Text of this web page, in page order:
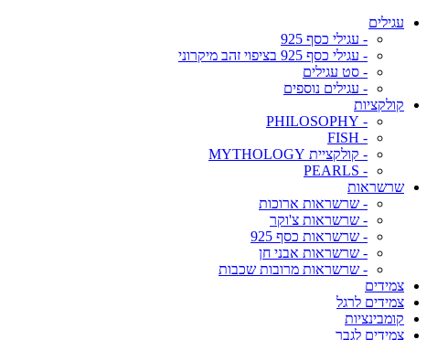
עגילים
- עגילי כסף 925
- עגילי כסף 925 בציפוי זהב מיקרוני
- סט עגילים
- עגילים נוספים
קולקציות
- PHILOSOPHY
- FISH
- קולקציית MYTHOLOGY
- PEARLS
שרשראות
- שרשראות ארוכות
- שרשראות צ'וקר
- שרשראות כסף 925
- שרשראות אבני חן
- שרשראות מרובות שכבות
צמידים
צמידים לרגל
קומבינציות
צמידים לגבר